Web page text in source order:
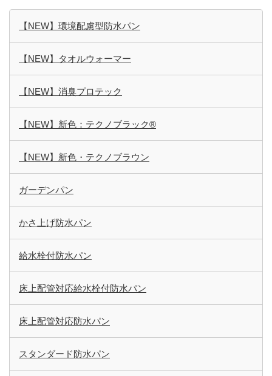
【NEW】環境配慮型防水パン
【NEW】タオルウォーマー
【NEW】消臭プロテック
【NEW】新色：テクノブラック®
【NEW】新色・テクノブラウン
ガーデンパン
かさ上げ防水パン
給水栓付防水パン
床上配管対応給水栓付防水パン
床上配管対応防水パン
スタンダード防水パン